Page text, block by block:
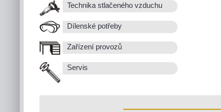
Technika stlačeného vzduchu
Dílenské potřeby
Zařízení provozů
Servis